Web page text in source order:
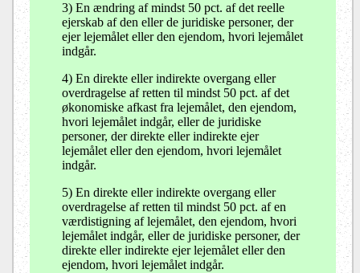
3) En ændring af mindst 50 pct. af det reelle
ejerskab af den eller de juridiske personer, der
ejer lejemålet eller den ejendom, hvori lejemålet
indgår.
4) En direkte eller indirekte overgang eller
overdragelse af retten til mindst 50 pct. af det
økonomiske afkast fra lejemålet, den ejendom,
hvori lejemålet indgår, eller de juridiske
personer, der direkte eller indirekte ejer
lejemålet eller den ejendom, hvori lejemålet
indgår.
5) En direkte eller indirekte overgang eller
overdragelse af retten til mindst 50 pct. af en
værdistigning af lejemålet, den ejendom, hvori
lejemålet indgår, eller de juridiske personer, der
direkte eller indirekte ejer lejemålet eller den
ejendom, hvori lejemålet indgår.